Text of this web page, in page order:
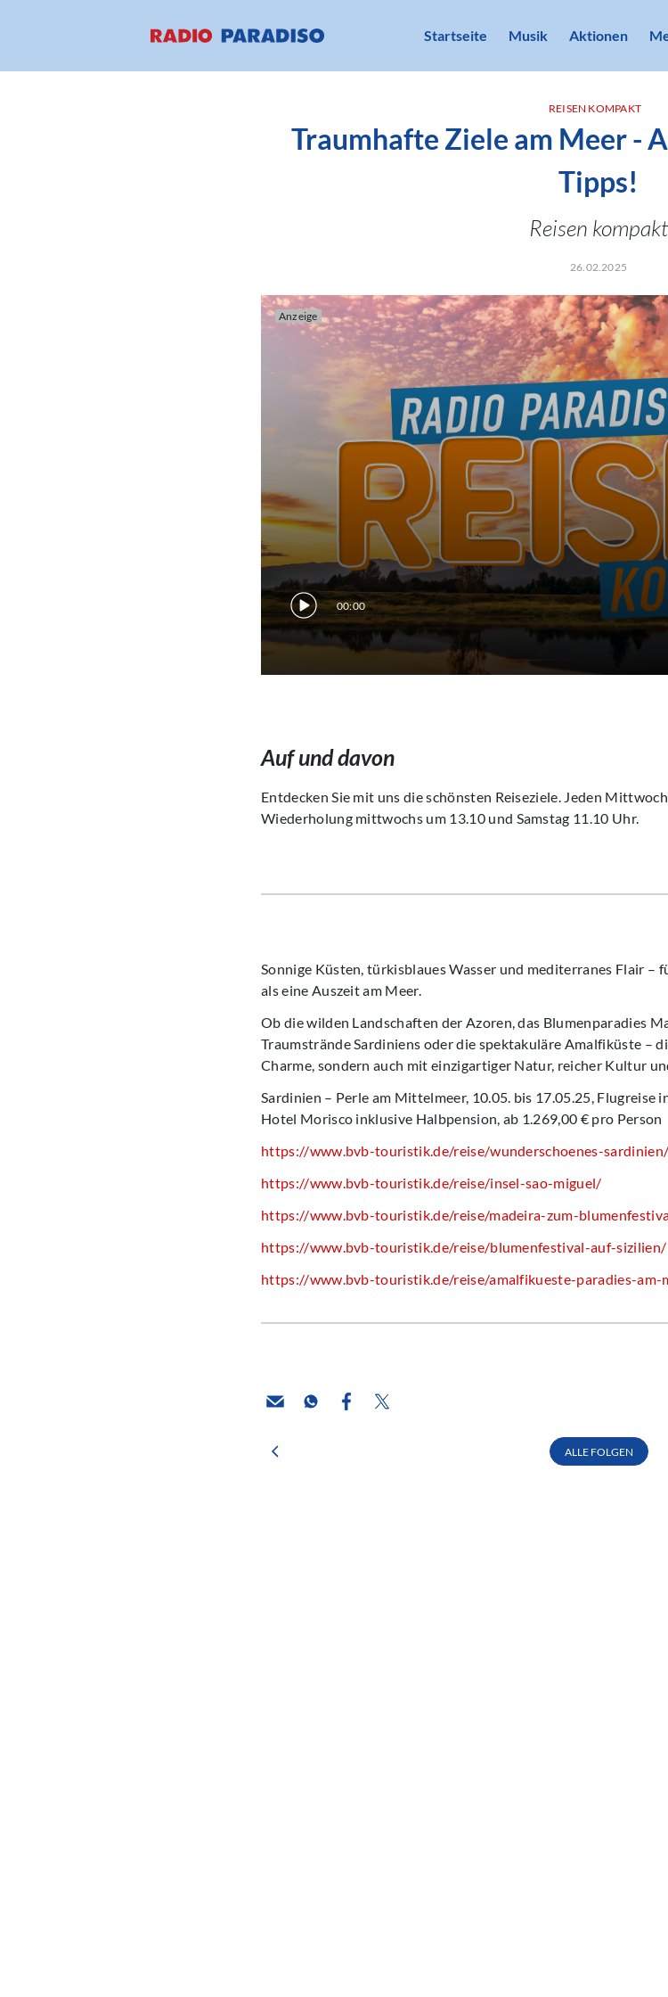
Startseite Musik Aktionen
00:00
Anzeige
REISEN KOMPAKT
Traumhafte Ziele am Meer -
Tipps!
Reisen kompakt
26.02.2025
Auf und davon
Entdecken Sie mit uns die schönsten Reiseziele. Jeden
Wiederholung mittwochs um 13.10 und Samstag 11.10 Uhr.
Sonnige Küsten, türkisblaues Wasser und mediterranes Flair –
als eine Auszeit am Meer.
Ob die wilden Landschaften der Azoren, das Blumenparadies
Traumstrände Sardiniens oder die spektakuläre Amalfiküste –
Charme, sondern auch mit einzigartiger Natur, reicher Kultur
Sardinien – Perle am Mittelmeer, 10.05. bis 17.05.25, Flugreise
Hotel Morisco inklusive Halbpension, ab 1.269,00 € pro Person
https://www.bvb-touristik.de/reise/wunderschoenes-sardinien/
https://www.bvb-touristik.de/reise/insel-sao-miguel/
https://www.bvb-touristik.de/reise/madeira-zum-
https://www.bvb-touristik.de/reise/blumenfestival-auf-sizilien/
https://www.bvb-touristik.de/reise/amalfikueste-paradies-am-
ALLE FOLGEN